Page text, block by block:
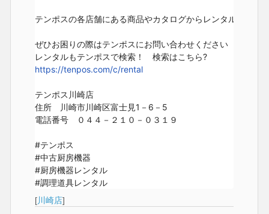
テンポスの各店舗にある商品やカタログからレンタルしたい
ぜひお困りの際はテンポスにお問い合わせください
https://tenpos.com/c/rental
テンポス川崎店
住所　川崎市川崎区富士見1－6－5
電話番号　０４４－２１０－０３１９
#テンポス
#中古厨房機器
#厨房機器レンタル
#調理道具レンタル
[川崎店]